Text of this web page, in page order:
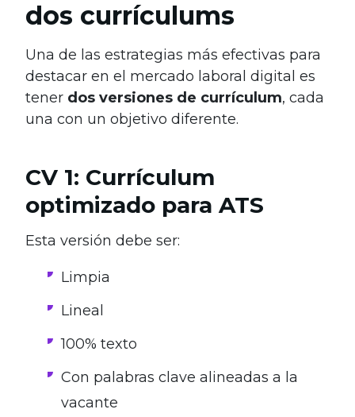
dos currículums
Una de las estrategias más efectivas para
destacar en el mercado laboral digital es
tener dos versiones de currículum, cada
una con un objetivo diferente.
CV 1: Currículum
optimizado para ATS
Esta versión debe ser:
Limpia
Lineal
100% texto
Con palabras clave alineadas a la
vacante